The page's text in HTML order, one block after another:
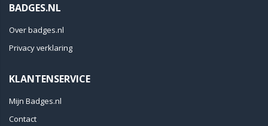
BADGES.NL
Over badges.nl
Privacy verklaring
KLANTENSERVICE
Mijn Badges.nl
Contact